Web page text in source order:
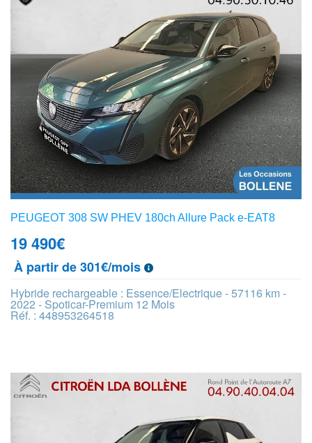
PEUGEOT 308 SW PHEV 180ch Allure Pack e-EAT8
19 490€
À partir de 301€/mois
Hybride rechargeable : Essence/Electrique - 57116 km -
2022 - Spoticar-Premium 12 Mois
Réf. : 448953264518